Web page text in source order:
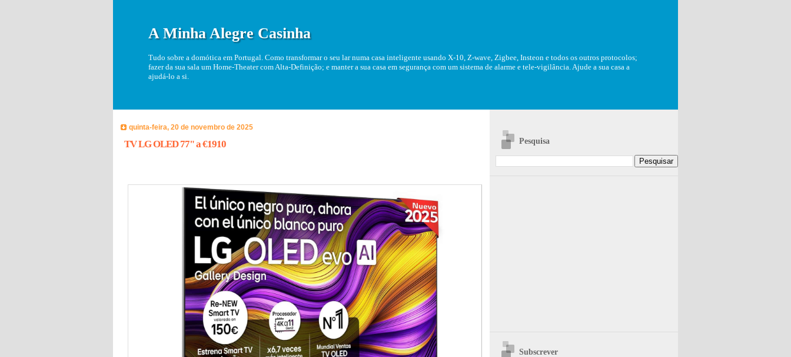
A Minha Alegre Casinha
Tudo sobre a domótica em Portugal. Como transformar o seu lar numa casa inteligente usando X-10, Z-wave, Zigbee, Insteon e todos os outros protocolos;
fazer da sua sala um Home-Theater com Alta-Definição; e manter a sua casa em segurança com um sistema de alarme e tele-vigilância. Ajude a sua casa a
ajudá-lo a si.
quinta-feira, 20 de novembro de 2025
TV LG OLED 77" a €1910 Pesquisa
Subscrever